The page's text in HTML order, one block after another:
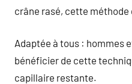
crâne rasé, cette
Adaptée à tous : hommes
bénéficier de cette
capillaire restante.